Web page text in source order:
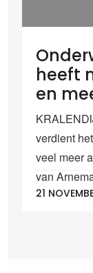
heeft
en
verdient
veel meer
van
21